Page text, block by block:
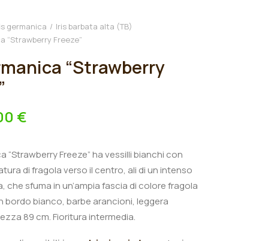
germanica
Iris barbata alta (TB)
“Strawberry Freeze”
“Strawberry
€
“Strawberry Freeze” ha vessilli bianchi con
di fragola verso il centro, ali di un intenso
che sfuma in un’ampia fascia di colore fragola
bordo bianco, barbe arancioni, leggera
89 cm. Fioritura intermedia.